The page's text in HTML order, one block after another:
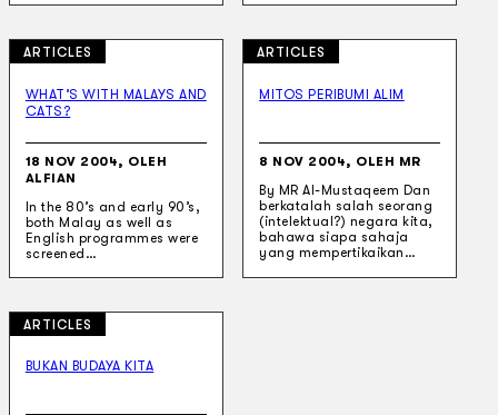
ARTICLES
WHAT’S WITH MALAYS AND
CATS?
18 NOV 2004, OLEH
ALFIAN
In the 80’s and early 90’s,
both Malay as well as
English programmes were
screened…
ARTICLES
MITOS PERIBUMI ALIM
8 NOV 2004, OLEH MR
By MR Al-Mustaqeem Dan
berkatalah salah seorang
(intelektual?) negara kita,
bahawa siapa sahaja
yang mempertikaikan…
ARTICLES
BUKAN BUDAYA KITA